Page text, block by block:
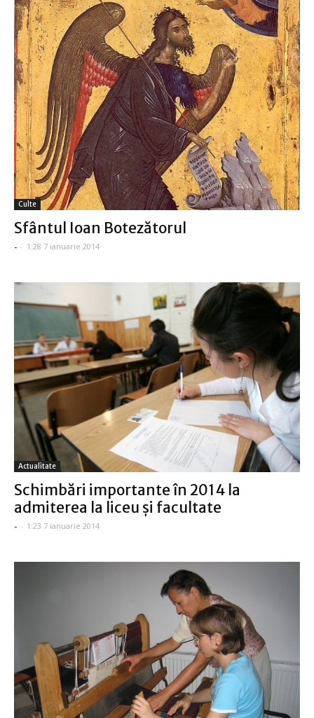
Culte
Sfântul Ioan Botezătorul
- - 1:28 7 ianuarie 2014
Actualitate
Schimbări importante în 2014 la
admiterea la liceu şi facultate
- - 1:23 7 ianuarie 2014